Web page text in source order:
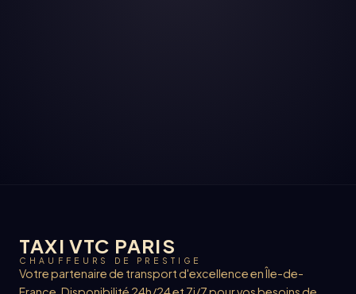
TAXI VTC PARIS
CHAUFFEURS DE PRESTIGE
Votre partenaire de transport d'excellence en Île-de-